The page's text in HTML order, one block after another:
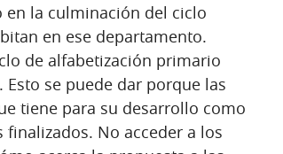
en la culminación del ciclo
en ese departamento.
de alfabetización primario
se puede dar porque las
tiene para su desarrollo como
No acceder a los